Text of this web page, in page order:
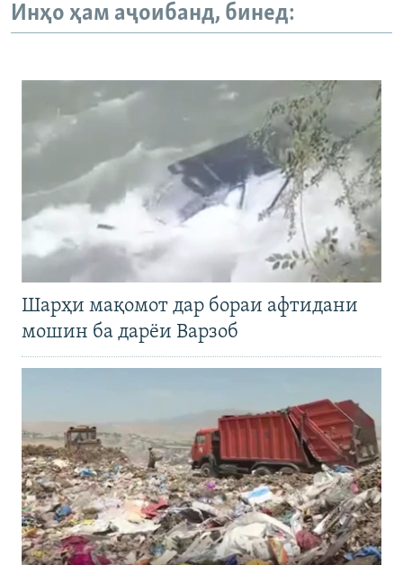
Инҳо ҳам аҷоибанд, бинед:
Шарҳи мақомот дар бораи афтидани
мошин ба дарёи Варзоб